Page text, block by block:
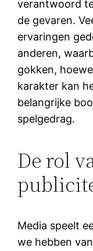
verantwoord
de gevaren.
ervaringen
anderen,
gokken,
karakter kan
belangrijke
spelgedrag.
De rol
Media speelt
we hebben